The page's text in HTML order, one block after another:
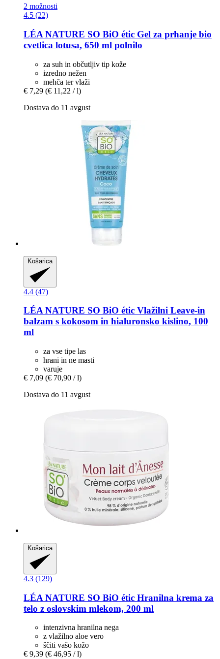
2 možnosti
4.5 (22)
LÉA NATURE SO BiO étic Gel za prhanje bio
cvetlica lotusa, 650 ml polnilo
za suh in občutljiv tip kože
izredno nežen
mehča ter vlaži
€ 7,29 (€ 11,22 / l)
Dostava do 11 avgust
Košarica
4.4 (47)
LÉA NATURE SO BiO étic Vlažilni Leave-​in
balzam s kokosom in hialuronsko kislino, 100
ml
za vse tipe las
hrani in ne masti
varuje
€ 7,09 (€ 70,90 / l)
Dostava do 11 avgust
Košarica
4.3 (129)
LÉA NATURE SO BiO étic Hranilna krema za
telo z oslovskim mlekom, 200 ml
intenzivna hranilna nega
z vlažilno aloe vero
ščiti vašo kožo
€ 9,39 (€ 46,95 / l)